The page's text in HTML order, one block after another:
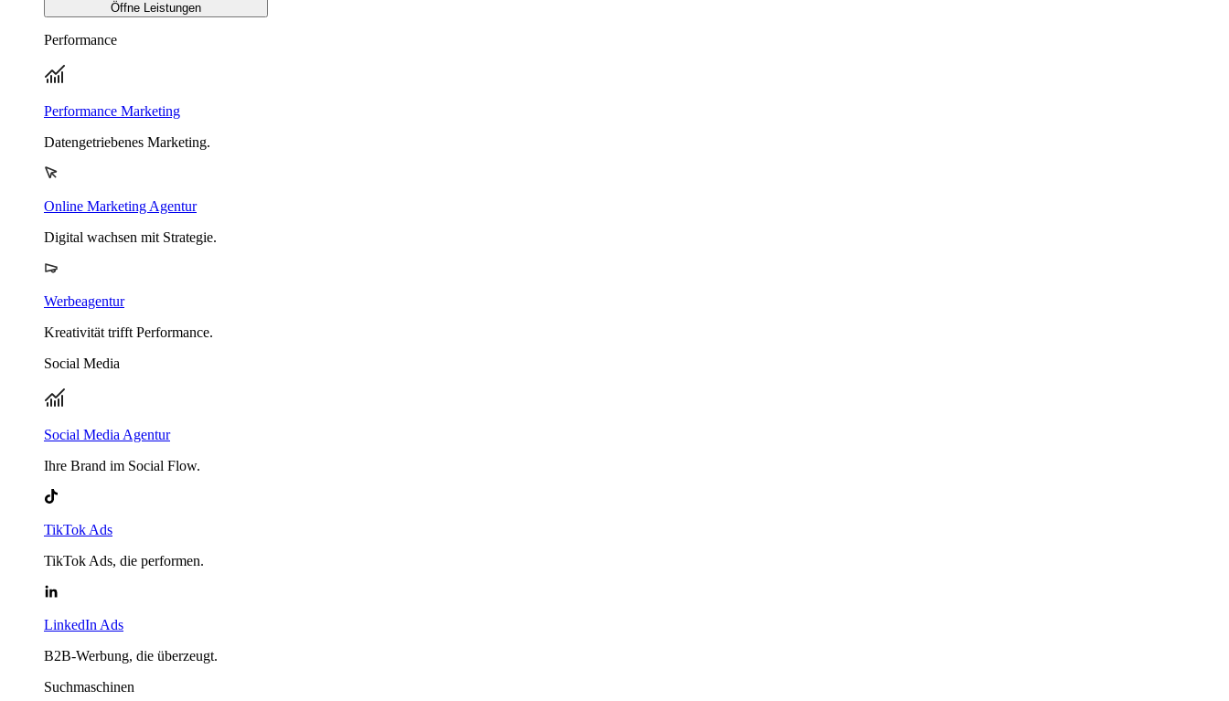
Öffne Leistungen
Performance
Performance Marketing
Datengetriebenes Marketing.
Online Marketing Agentur
Digital wachsen mit Strategie.
Werbeagentur
Kreativität trifft Performance.
Social Media
Social Media Agentur
Ihre Brand im Social Flow.
TikTok Ads
TikTok Ads, die performen.
LinkedIn Ads
B2B-Werbung, die überzeugt.
Suchmaschinen